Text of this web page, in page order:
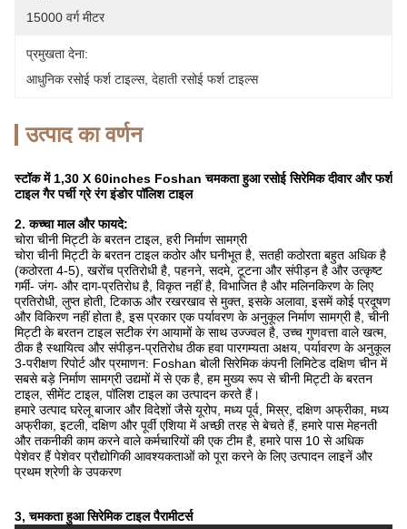
15000 वर्ग मीटर
प्रमुखता देना:
आधुनिक रसोई फर्श टाइल्स, देहाती रसोई फर्श टाइल्स
उत्पाद का वर्णन
स्टॉक में 1,30 X 60inches Foshan चमकता हुआ रसोई सिरेमिक दीवार और फर्श
टाइल गैर पर्ची ग्रे रंग इंडोर पॉलिश टाइल
2. कच्चा माल और फायदे:
चोरा चीनी मिट्टी के बरतन टाइल, हरी निर्माण सामग्री
चोरा चीनी मिट्टी के बरतन टाइल कठोर और घनीभूत है, सतही कठोरता बहुत अधिक है
(कठोरता 4-5), खरोंच प्रतिरोधी है, पहनने, सदमे, टूटना और संपीड़न है और उत्कृष्ट
गर्मी- जंग- और दाग-प्रतिरोध है, विकृत नहीं है, विभाजित है और मलिनकिरण के लिए
प्रतिरोधी, लुप्त होती, टिकाऊ और रखरखाव से मुक्त, इसके अलावा, इसमें कोई प्रदूषण
और विकिरण नहीं होता है, इस प्रकार एक पर्यावरण के अनुकूल निर्माण सामग्री है, चीनी
मिट्टी के बरतन टाइल सटीक रंग आयामों के साथ उज्ज्वल है, उच्च गुणवत्ता वाले खत्म,
ठीक है स्थायित्व और संपीड़न-प्रतिरोध ठीक हवा पारगम्यता अक्षय, पर्यावरण के अनुकूल
3-परीक्षण रिपोर्ट और प्रमाणन: Foshan बोली सिरेमिक कंपनी लिमिटेड दक्षिण चीन में
सबसे बड़े निर्माण सामग्री उद्यमों में से एक है, हम मुख्य रूप से चीनी मिट्टी के बरतन
टाइल, सीमेंट टाइल, पॉलिश टाइल का उत्पादन करते हैं।
हमारे उत्पाद घरेलू बाजार और विदेशों जैसे यूरोप, मध्य पूर्व, मिस्र, दक्षिण अफ्रीका, मध्य
अफ्रीका, इटली, दक्षिण और पूर्वी एशिया में अच्छी तरह से बेचते हैं, हमारे पास मेहनती
और तकनीकी काम करने वाले कर्मचारियों की एक टीम है, हमारे पास 10 से अधिक
पेशेवर हैं पेशेवर प्रौद्योगिकी आवश्यकताओं को पूरा करने के लिए उत्पादन लाइनें और
प्रथम श्रेणी के उपकरण
3, चमकता हुआ सिरेमिक टाइल पैरामीटर्स